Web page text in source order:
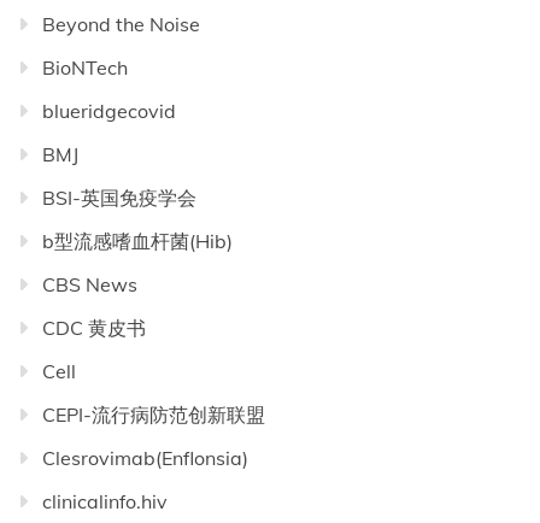
Beyond the Noise
BioNTech
blueridgecovid
BMJ
BSI-英国免疫学会
b型流感嗜血杆菌(Hib)
CBS News
CDC 黄皮书
Cell
CEPI-流行病防范创新联盟
Clesrovimab(Enflonsia)
clinicalinfo.hiv